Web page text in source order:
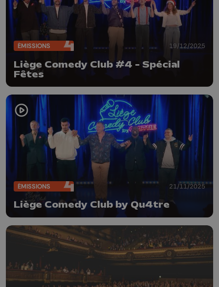
ÉMISSIONS 19/12/2025
Liège Comedy Club #4 - Spécial
Fêtes
ÉMISSIONS 21/11/2025
Liège Comedy Club by Qu4tre